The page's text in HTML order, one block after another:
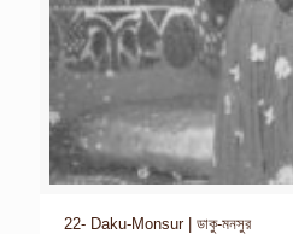
22- Daku-Monsur | ডাকু-মনসুর